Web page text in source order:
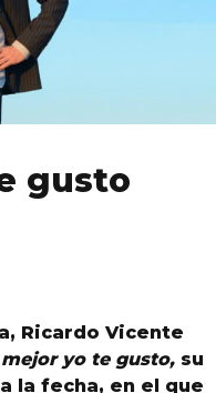
gusto
Ricardo Vicente
yo te gusto, su
la fecha, en el que